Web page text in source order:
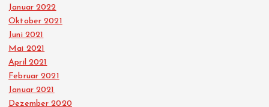
Januar 2022
Oktober 2021
Juni 2021
Mai 2021
April 2021
Februar 2021
Januar 2021
Dezember 2020